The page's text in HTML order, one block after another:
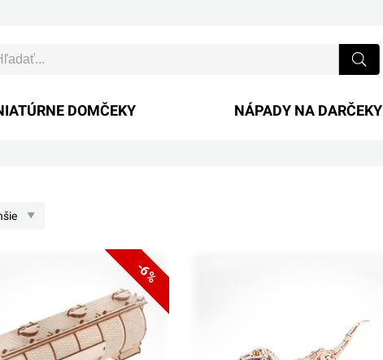
DOMČEKY NÁPADY NA DARČEKY
-6%